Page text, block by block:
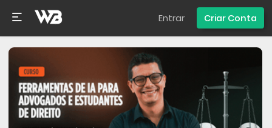
Entrar Criar Conta